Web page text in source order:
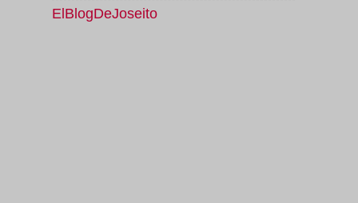
ElBlogDeJoseito